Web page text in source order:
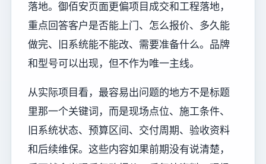
落地。御佰安页面更偏项目成交和工程落地，
重点回答客户是否能上门、怎么报价、多久能
做完、旧系统能不能改、需要准备什么。品牌
和型号可以出现，但不作为唯一主线。
从实际项目看，最容易出问题的地方不是标题
里那一个关键词，而是现场点位、施工条件、
旧系统状态、预算区间、交付周期、验收资料
和后续维保。这些内容如果前期没有说清楚，